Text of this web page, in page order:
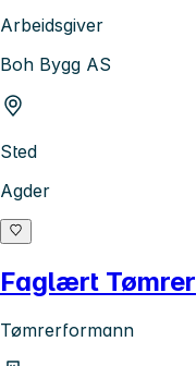
Arbeidsgiver
Boh Bygg AS
Sted
Agder
Faglært Tømrer
Tømrerformann